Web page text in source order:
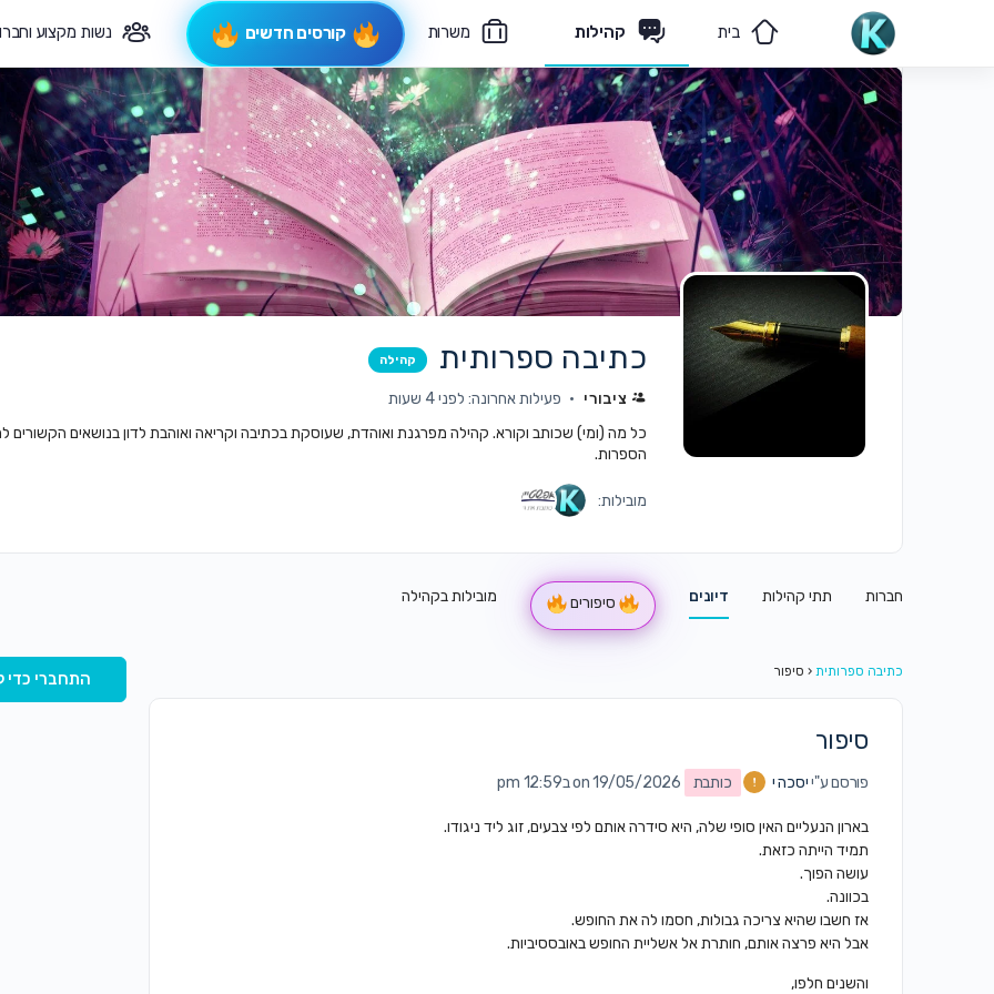
בית קהילות משרות קורסים חדשים נשות מקצוע
מאמרים הצוות שלנו פיקוח תורני צרי קשר
כתיבה ספרותית קהילה
ציבורי
פעילות אחרונה: לפני 4 שעות
כל מה (ומי) שכותב וקורא. קהילה מפרגנת ואוהדת, שעוסקת בכתיבה וקריאה ואוהבת לדון בנושאים הקשורים
הספרות.
מובילות:
חברות תתי קהילות דיונים סיפורים מובילות בקהילה
כתיבה ספרותית ‹ סיפור
סיפור
פורסם ע"ייסכה י כותבת on 19/05/2026 ב12:59 pm
בארון הנעליים האין סופי שלה, היא סידרה אותם לפי צבעים, זוג ליד ניגודו.
תמיד הייתה כזאת.
עושה הפוך.
בכוונה.
אז חשבו שהיא צריכה גבולות, חסמו לה את החופש.
אבל היא פרצה אותם, חותרת אל אשליית החופש באובססיביות.
והשנים חלפו,
התחברי כדי